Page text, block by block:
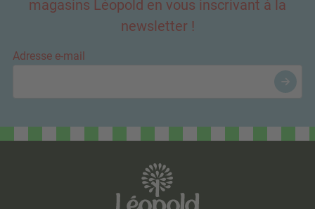
magasins Léopold en vous inscrivant à la
newsletter !
Adresse e-mail